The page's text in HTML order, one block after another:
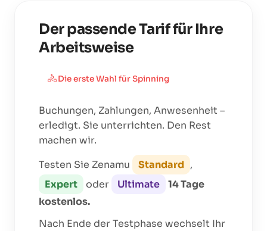
Der passende Tarif für Ihre
Arbeitsweise
🚴Die erste Wahl fürSpinning
Buchungen, Zahlungen, Anwesenheit –
erledigt. Sie unterrichten. Den Rest
machen wir.
Testen Sie Zenamu
Standard ,
Expert
oder Ultimate
14 Tage
kostenlos.
Nach Ende der Testphase wechselt Ihr